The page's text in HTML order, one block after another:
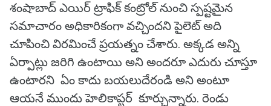
శంషాబాద్ ఎయిర్ ట్రాఫిక్ కంట్రోల్ నుంచి స్పష్టమైన
సమాచారం అధికారికంగా వచ్చిందని పైలెట్ అది
చూపించి విరమించే ప్రయత్నం చేశారు. అక్కడ అన్ని
ఏర్పాట్లు జరిగి ఉంటాయి అని అందరూ ఎదురు చూస్తూ
ఉంటారని ఏం కాదు బయలుదేరండి అని అంటూ
ఆయనే ముందు హెలికాప్టర్ కూర్చున్నారు. రెండు